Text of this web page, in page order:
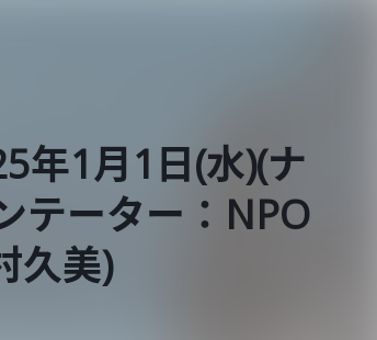
年1月1日(水)(ナ
テーター：NPO
久美)